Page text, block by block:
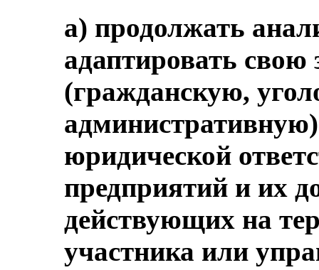
a) продолжать
адаптировать свою
(гражданскую,
юридической
предприятий и их
действующих на
участника или